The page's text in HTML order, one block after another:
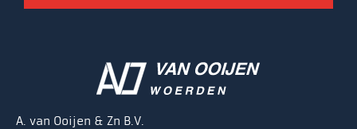
A. van Ooijen & Zn B.V.